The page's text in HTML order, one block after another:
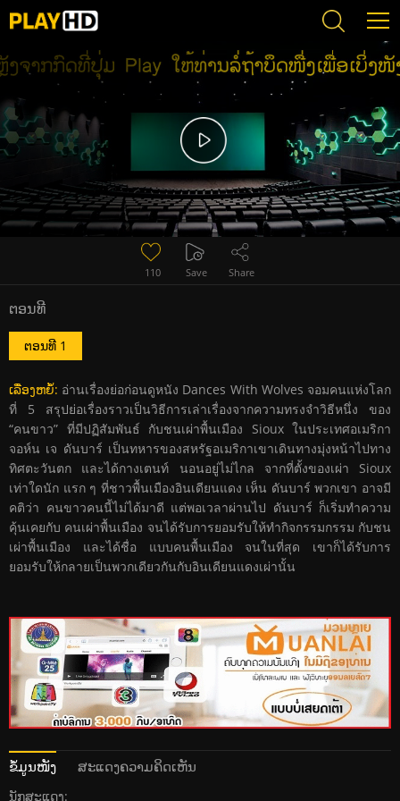
Error loading media: File could not be played
110 Save Share
ຕອນທີ
ຕອນທີ 1
ເລື່ອງຫຍໍ້: อ่านเรื่องย่อก่อนดูหนัง Dances With Wolves จอมคนแห่งโลก
ที่ 5 สรุปย่อเรื่องราวเป็นวิธีการเล่าเรื่องจากความทรงจำวิธีหนึ่ง ของ
“คนขาว” ที่มีปฏิสัมพันธ์ กับชนเผ่าพื้นเมือง Sioux ในประเทศอเมริกา
จอห์น เจ ดันบาร์ เป็นทหารของสหรัฐอเมริกาเขาเดินทางมุ่งหน้าไปทาง
ทิศตะวันตก และได้กางเตนท์ นอนอยู่ไม่ไกล จากที่ตั้งของเผ่า Sioux
เท่าใดนัก แรก ๆ ที่ชาวพื้นเมืองอินเดียนแดง เห็น ดันบาร์ พวกเขา อาจมี
คติว่า คนขาวคนนี้ไม่ได้มาดี แต่พอเวลาผ่านไป ดันบาร์ ก็เริ่มทำความ
คุ้นเคยกับ คนเผ่าพื้นเมือง จนได้รับการยอมรับให้ทำกิจกรรมกรรม กับชน
เผ่าพื้นเมือง และได้ชื่อ แบบคนพื้นเมือง จนในที่สุด เขาก็ได้รับการ
ยอมรับให้กลายเป็นพวกเดียวกันกับอินเดียนแดงเผ่านั้น
ຂໍ້ມູນໜັງ ສະແດງຄວາມຄິດເຫັນ
ນັກສະແດງ: